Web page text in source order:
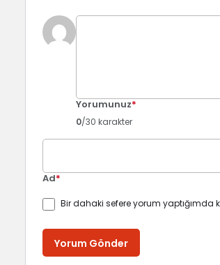
Yorumunuz*
0/30 karakter
Ad*
Bir dahaki sefere yorum yaptığımda
Yorum Gönder